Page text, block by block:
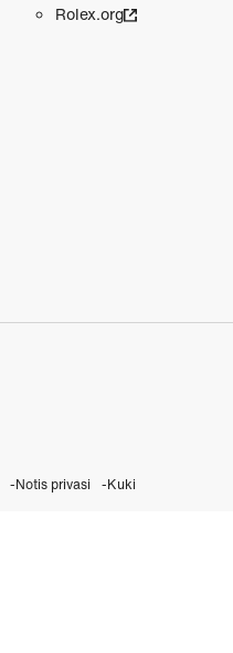
Rolex.org
Notis privasi Kuki